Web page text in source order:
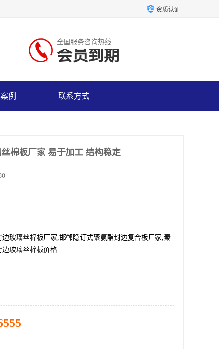
资质认证
全国服务咨询热线:
会员到期
例 联系方式
棉板厂家 易于加工 结构稳定
边玻璃丝棉板厂家,邯郸隐订式聚氨酯封边复合板厂家,秦
边玻璃丝棉板价格